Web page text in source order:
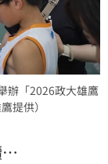
辦「2026政大雄鷹
提供）
…